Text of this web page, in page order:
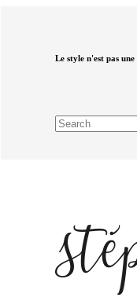
Le style n'est pas